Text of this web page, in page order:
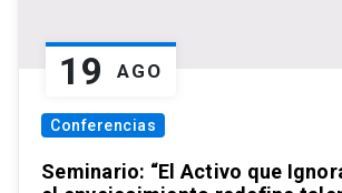
19 AGO
Conferencias
Seminario: “El Activo que